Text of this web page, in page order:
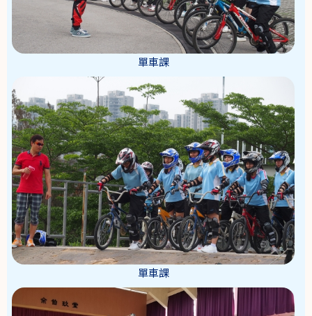
單車課
單車課